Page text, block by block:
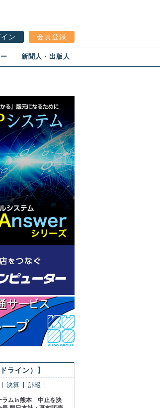
ン 会員登録
新聞人・出版人
ライン）】
決算 訃報
ラム㏌熊本 中止を決